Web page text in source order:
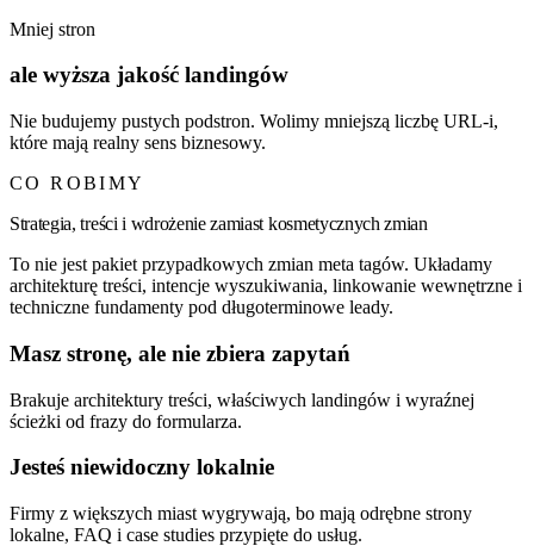
Mniej stron
ale wyższa jakość landingów
Nie budujemy pustych podstron. Wolimy mniejszą liczbę URL-i,
które mają realny sens biznesowy.
CO ROBIMY
Strategia, treści i wdrożenie zamiast kosmetycznych zmian
To nie jest pakiet przypadkowych zmian meta tagów. Układamy
architekturę treści, intencje wyszukiwania, linkowanie wewnętrzne i
techniczne fundamenty pod długoterminowe leady.
Masz stronę, ale nie zbiera zapytań
Brakuje architektury treści, właściwych landingów i wyraźnej
ścieżki od frazy do formularza.
Jesteś niewidoczny lokalnie
Firmy z większych miast wygrywają, bo mają odrębne strony
lokalne, FAQ i case studies przypięte do usług.